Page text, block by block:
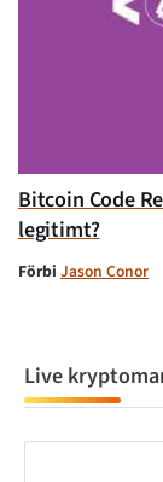
Bitcoin Code
legitimt?
Förbi Jason Conor
Live